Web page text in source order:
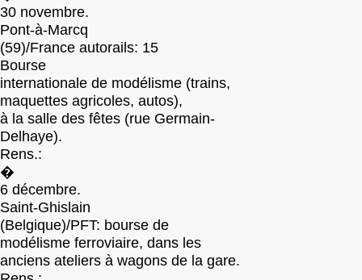
30 novembre.
Pont-à-Marcq
(59)/France autorails: 15
Bourse
internationale de modélisme (trains,
maquettes agricoles, autos),
à la salle des fêtes (rue Germain-
Delhaye).
Rens.:
�
6 décembre.
Saint-Ghislain
(Belgique)/PFT: bourse de
modélisme ferroviaire, dans les
anciens ateliers à wagons de la gare.